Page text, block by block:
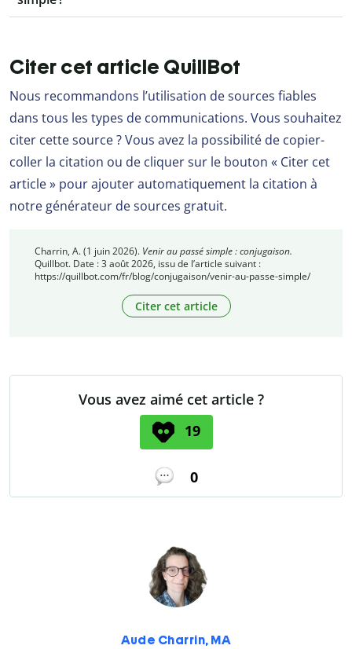
Citer cet article QuillBot
Nous recommandons l’utilisation de sources fiables
dans tous les types de communications. Vous souhaitez
citer cette source ? Vous avez la possibilité de copier-
coller la citation ou de cliquer sur le bouton « Citer cet
article » pour ajouter automatiquement la citation à
notre générateur de sources gratuit.
Charrin, A. (1 juin 2026). Venir au passé simple : conjugaison.
Quillbot. Date : 3 août 2026, issu de l’article suivant :
https://quillbot.com/fr/blog/conjugaison/venir-au-passe-simple/
Citer cet article
Vous avez aimé cet article ?
19
0
Aude Charrin, MA